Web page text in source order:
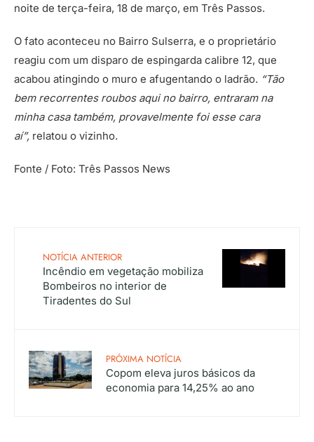
noite de terça-feira, 18 de março, em Três Passos.
O fato aconteceu no Bairro Sulserra, e o proprietário
reagiu com um disparo de espingarda calibre 12, que
acabou atingindo o muro e afugentando o ladrão. “Tão
bem recorrentes roubos aqui no bairro, entraram na
minha casa também, provavelmente foi esse cara
aí”, relatou o vizinho.
Fonte / Foto: Três Passos News
NOTÍCIA ANTERIOR
Incêndio em vegetação mobiliza
Bombeiros no interior de
Tiradentes do Sul
PRÓXIMA NOTÍCIA
Copom eleva juros básicos da
economia para 14,25% ao ano